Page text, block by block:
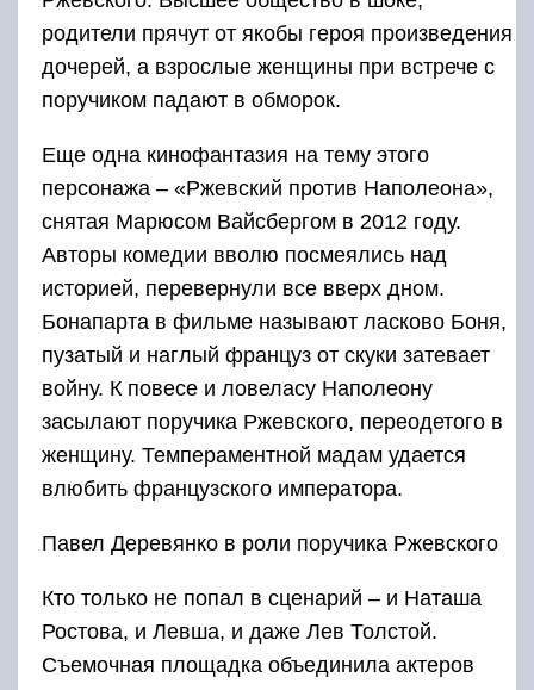
родители прячут от якобы героя произведения
дочерей, а взрослые женщины при встрече с
поручиком падают в обморок.
Еще одна кинофантазия на тему этого
персонажа – «Ржевский против Наполеона»,
снятая Марюсом Вайсбергом в 2012 году.
Авторы комедии вволю посмеялись над
историей, перевернули все вверх дном.
Бонапарта в фильме называют ласково Боня,
пузатый и наглый француз от скуки затевает
войну. К повесе и ловеласу Наполеону
засылают поручика Ржевского, переодетого в
женщину. Темпераментной мадам удается
влюбить французского императора.
Павел Деревянко в роли поручика Ржевского
Кто только не попал в сценарий – и Наташа
Ростова, и Левша, и даже Лев Толстой.
Съемочная площадка объединила актеров